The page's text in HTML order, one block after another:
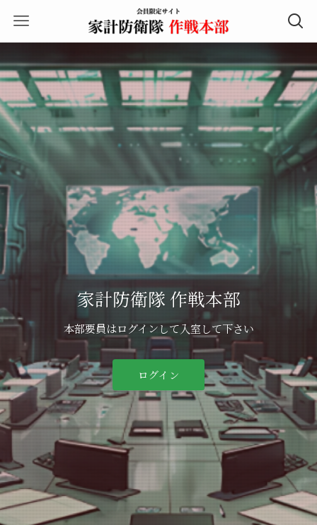
家計防衛隊 作戦本部
本部要員はログインして入室して下さい
ログイン